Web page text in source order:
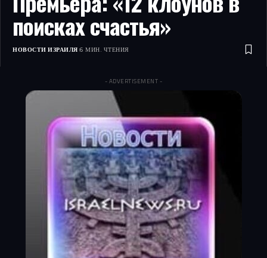
поисках счастья»
НОВОСТИ ИЗРАИЛЯ 6 МИН. ЧТЕНИЯ
- ADVERTISEMENT -